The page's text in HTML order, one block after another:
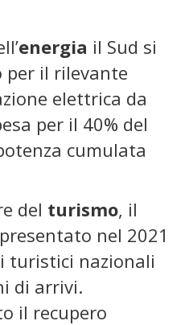
energia il Sud si
per il rilevante
elettrica da
per il 40% del
cumulata
del turismo, il
nel 2021
turistici nazionali
di arrivi.
il recupero